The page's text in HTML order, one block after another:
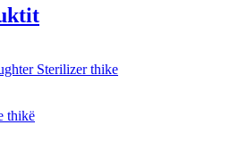
Sterilizer thike
thikë